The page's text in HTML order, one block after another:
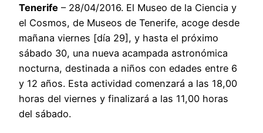
Tenerife – 28/04/2016. El Museo de la Ciencia y
el Cosmos, de Museos de Tenerife, acoge desde
mañana viernes [día 29], y hasta el próximo
sábado 30, una nueva acampada astronómica
nocturna, destinada a niños con edades entre 6
y 12 años. Esta actividad comenzará a las 18,00
horas del viernes y finalizará a las 11,00 horas
del sábado.